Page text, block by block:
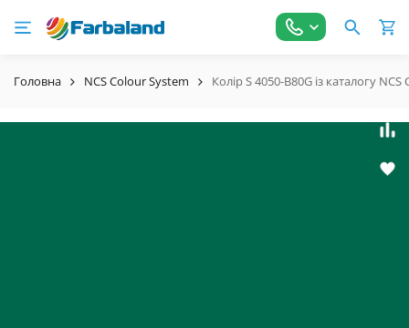
Головна NCS Colour System Колір S 4050-B80G із каталогу